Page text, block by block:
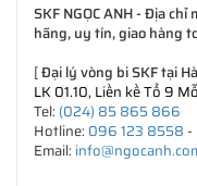
SKF NGỌC ANH - Địa
hãng, uy tín, giao hàng
[Đại lý vòng bi SKF tại
LK 01.10, Liền kề Tổ 9
Tel: (024) 85 865 866
Hotline: 096 123 8558-
Email: